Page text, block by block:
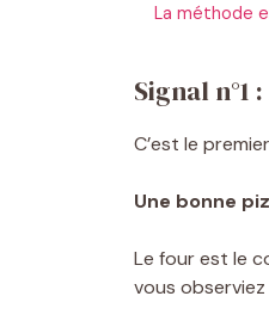
La méthode
Signal n°1
C’est le
Une bonne
Le four est le
vous